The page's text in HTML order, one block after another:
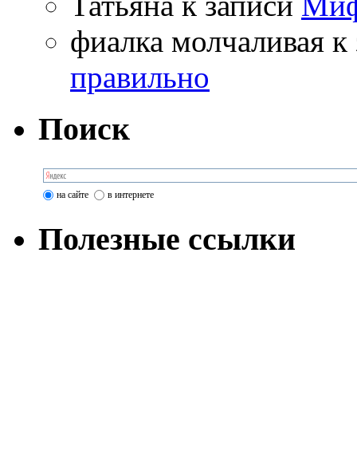
фиалка молчаливая к
правильно
Поиск
на сайте в интернете
Полезные ссылки